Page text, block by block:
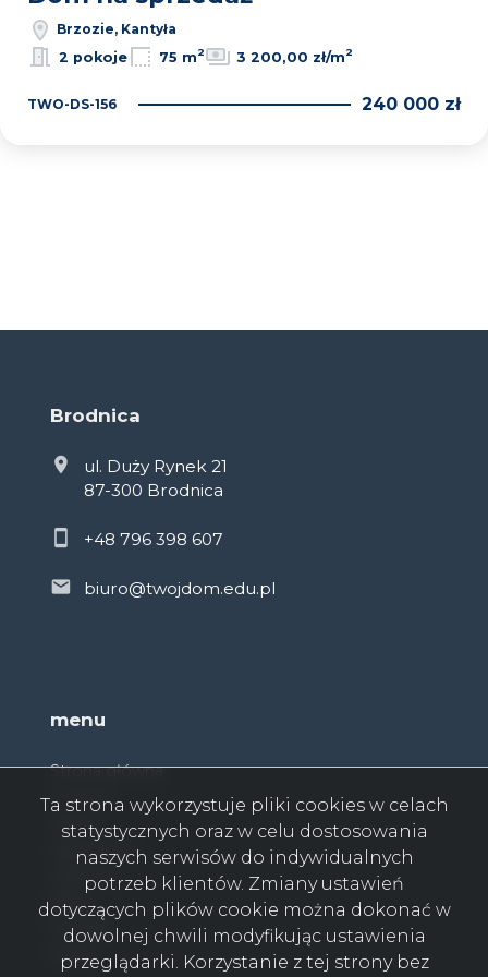
Brzozie, Kantyła
2 pokoje
75 m2 3 200,00 zł/m2
TWO-DS-156 240 000 zł
Brodnica
ul. Duży Rynek 21
87-300 Brodnica
+48 796 398 607
biuro@twojdom.edu.pl
menu
Strona główna
O firmie
Oferty
Zgłoszenia
Ulubione
Blog
Kontakt
Rodo
Ta strona wykorzystuje pliki cookies w celach
statystycznych oraz w celu dostosowania
naszych serwisów do indywidualnych
potrzeb klientów. Zmiany ustawień
dotyczących plików cookie można dokonać w
dowolnej chwili modyfikując ustawienia
przeglądarki. Korzystanie z tej strony bez